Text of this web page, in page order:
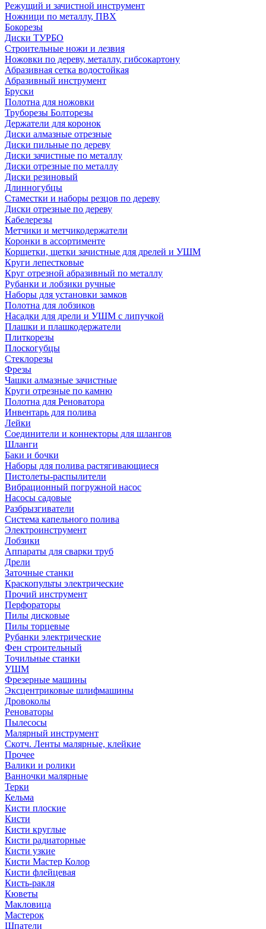
Режущий и зачистной инструмент
Ножници по металлу, ПВХ
Бокорезы
Диски ТУРБО
Строительные ножи и лезвия
Ножовки по дереву, металлу, гибсокартону
Абразивная сетка водостойкая
Абразивный инструмент
Бруски
Полотна для ножовки
Труборезы Болторезы
Держатели для коронок
Диски алмазные отрезные
Диски пильные по дереву
Диски зачистные по металлу
Диски отрезные по металлу
Диски резиновый
Длинногубцы
Стаместки и наборы резцов по дереву
Диски отрезные по дереву
Кабелерезы
Метчики и метчикодержатели
Коронки в ассортименте
Корщетки, щетки зачистные для дрелей и УШМ
Круги лепестковые
Круг отрезной абразивный по металлу
Рубанки и лобзики ручные
Наборы для установки замков
Полотна для лобзиков
Насадки для дрели и УШМ с липучкой
Плашки и плашкодержатели
Плиткорезы
Плоскогубцы
Стеклорезы
Фрезы
Чашки алмазные зачистные
Круги отрезные по камню
Полотна для Реноватора
Инвентарь для полива
Лейки
Соединители и коннекторы для шлангов
Шланги
Баки и бочки
Наборы для полива растягивающиеся
Пистолеты-распылители
Вибрационный погружной насос
Насосы садовые
Разбрызгиватели
Система капельного полива
Электроинструмент
Лобзики
Аппараты для сварки труб
Дрели
Заточные станки
Краскопульты электрические
Прочий инструмент
Перфораторы
Пилы дисковые
Пилы торцевые
Рубанки электрические
Фен строительный
Точильные станки
УШМ
Фрезерные машины
Эксцентриковые шлифмашины
Дровоколы
Реноваторы
Пылесосы
Малярный инструмент
Скотч. Ленты малярные, клейкие
Прочее
Валики и ролики
Ванночки малярные
Терки
Кельма
Кисти плоские
Кисти
Кисти круглые
Кисти радиаторные
Кисти узкие
Кисти Мастер Колор
Кисти флейцевая
Кисть-ракля
Кюветы
Макловица
Мастерок
Шпатели